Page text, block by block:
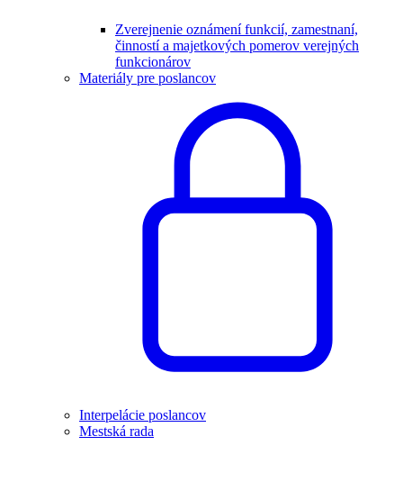
Zverejnenie oznámení funkcií, zamestnaní,
činností a majetkových pomerov verejných
funkcionárov
Materiály pre poslancov
Interpelácie poslancov
Mestská rada